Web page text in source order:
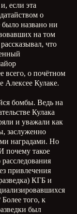
если эта
о
названо ни
на том
что
всего, о почётном
Алексее Кулаке.
бомбы. Ведь на
Кулака
и уважали как
заслуженно
наградами. Но
почему такое
привлечения
КГБ и
Более того, к
был